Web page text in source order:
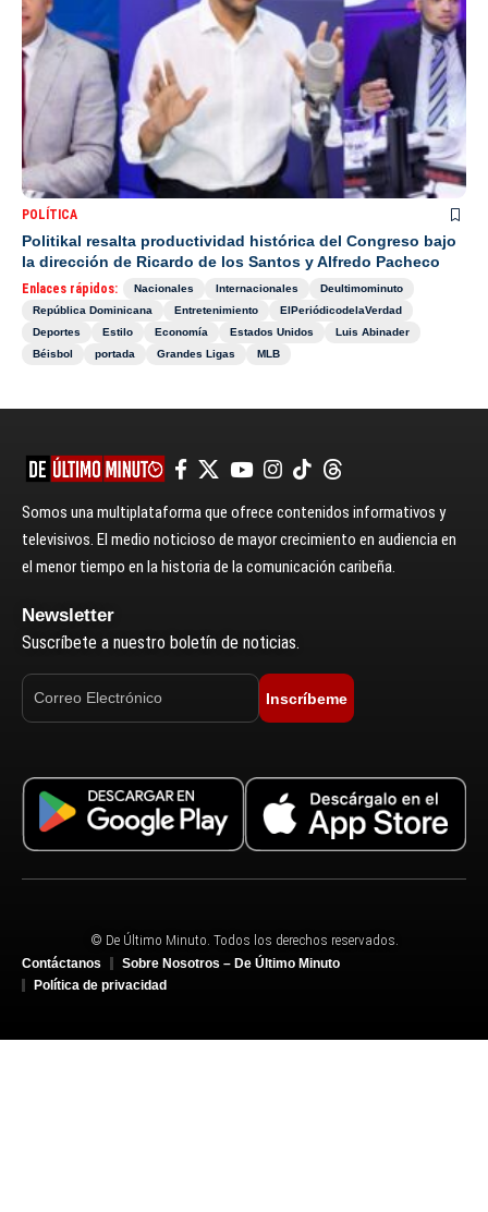
POLÍTICA
Politikal resalta productividad histórica del Congreso bajo
la dirección de Ricardo de los Santos y Alfredo Pacheco
Enlaces rápidos: Nacionales Internacionales
Deultimominuto
República Dominicana
Entretenimiento
ElPeriódicodelaVerdad
Deportes
Estilo Economía Estados Unidos
Luis Abinader
Béisbol
portada Grandes Ligas MLB
Somos una multiplataforma que ofrece contenidos informativos y
televisivos. El medio noticioso de mayor crecimiento en audiencia en
el menor tiempo en la historia de la comunicación caribeña.
Newsletter
Suscríbete a nuestro boletín de noticias.
Inscríbeme
© De Último Minuto. Todos los derechos reservados.
Contáctanos
Sobre Nosotros – De Último Minuto
Política de privacidad